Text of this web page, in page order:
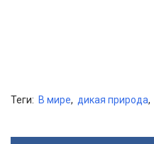
Теги: В мире, дикая природа,